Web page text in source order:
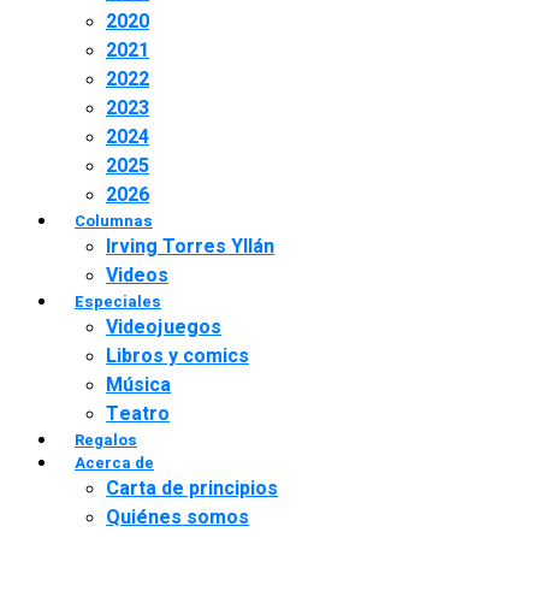
2020
2021
2022
2023
2024
2025
2026
Columnas
Irving Torres Yllán
Videos
Especiales
Videojuegos
Libros y comics
Música
Teatro
Regalos
Acerca de
Carta de principios
Quiénes somos